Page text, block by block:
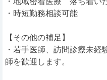
・時短勤務相談可能
【その他の補足】
・若手医師、訪問診療未
師を歓迎します。